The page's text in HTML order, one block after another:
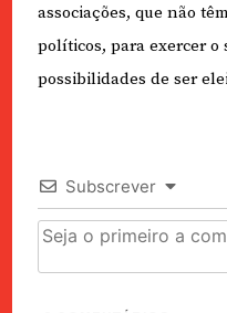
associações, que não
políticos, para exercer o
possibilidades de ser
Subscrever